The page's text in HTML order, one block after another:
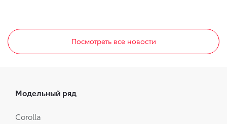
Посмотреть все новости
Модельный ряд
Corolla